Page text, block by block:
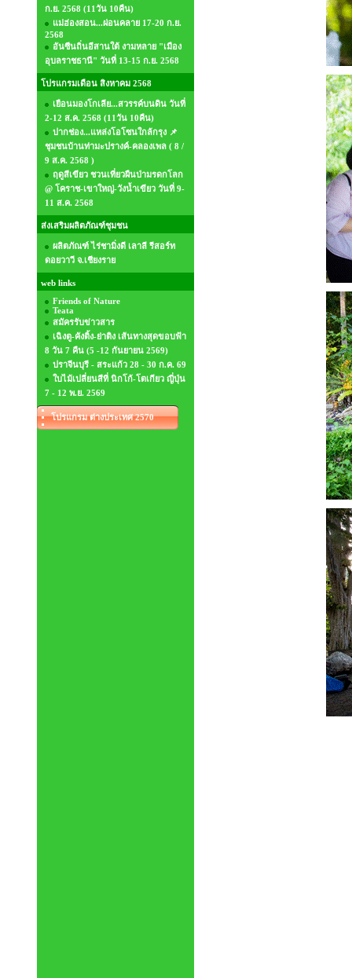
ก.ย. 2568 (11วัน 10คืน)
แม่ฮ่องสอน...ผ่อนคลาย 17-20 ก.ย.
2568
อันซีนถิ่นอีสานใต้ งามหลาย "เมือง
อุบลราชธานี" วันที่ 13-15 ก.ย. 2568
โปรแกรมเดือน สิงหาคม 2568
เยือนมองโกเลีย...สวรรค์บนดิน วันที่
2-12 ส.ค. 2568 (11วัน 10คืน)
ปากช่อง...แหล่งโอโซนใกล้กรุง 📌
ชุมชนบ้านท่ามะปรางค์-คลองเพล ( 8 /
9 ส.ค. 2568 )
ฤดูสีเขียว ชวนเที่ยวผืนป่ามรดกโลก
@ โคราช-เขาใหญ่-วังน้ำเขียว วันที่ 9-
11 ส.ค. 2568
ส่งเสริมผลิตภัณฑ์ชุมชน
ผลิตภัณฑ์ ไร่ชามิ่งดี เลาลี รีสอร์ท
ดอยวาวี จ.เชียงราย
web links
Friends of Nature
Teata
สมัครรับข่าวสาร
เฉิงตู-คังติ้ง-ย่าติง เส้นทางสุดขอบฟ้า
8 วัน 7 คืน (5 -12 กันยายน 2569)
ปราจีนบุรี - สระแก้ว 28 - 30 ก.ค. 69
ใบไม้เปลี่ยนสีที่ นิกโก้-โตเกียว ญี่ปุ่น
7 - 12 พ.ย. 2569
โปรแกรม ต่างประเทศ 2570